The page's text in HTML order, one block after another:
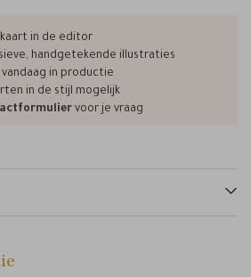
in de editor
handgetekende illustraties
in productie
in de stijl mogelijk
voor je vraag